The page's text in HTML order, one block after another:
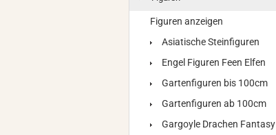
Figuren anzeigen
Asiatische Steinfiguren
Engel Figuren Feen Elfen
Gartenfiguren bis 100cm
Gartenfiguren ab 100cm
Gargoyle Drachen Fantasy